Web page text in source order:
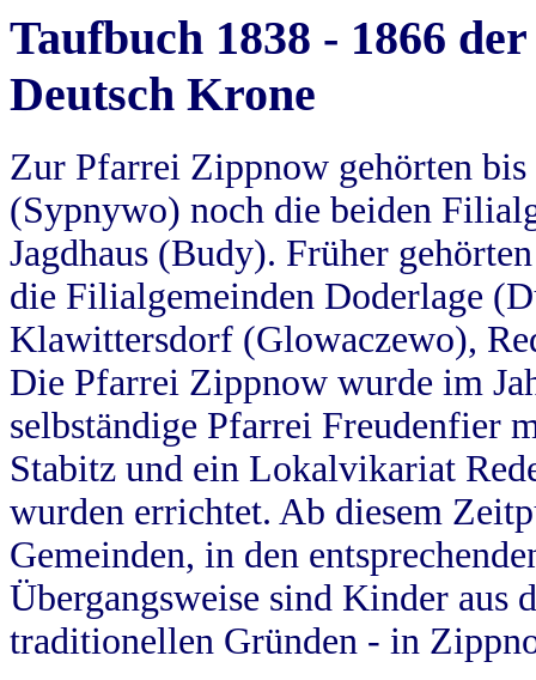
Taufbuch 1838 - 1866
Deutsch Krone
Zur Pfarrei Zippnow gehörten
(Sypnywo) noch die beiden
Jagdhaus (Budy). Früher
die Filialgemeinden Doderlage
Klawittersdorf (Glowaczewo),
Die Pfarrei Zippnow wurde im
selbständige Pfarrei Freudenfier
Stabitz und ein Lokalvikariat
wurden errichtet. Ab diesem
Gemeinden, in den
Übergangsweise sind Kinder aus
traditionellen Gründen - in